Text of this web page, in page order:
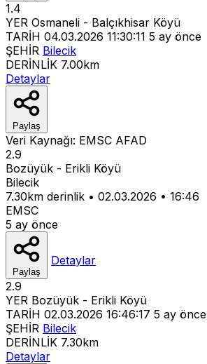
1.4
YER Osmaneli - Balçıkhisar Köyü
TARİH 04.03.2026 11:30:11 5 ay önce
ŞEHİR Bilecik
DERİNLİK 7.00km
Detaylar
Paylaş
Veri Kaynağı: EMSC AFAD
2.9
Bozüyük - Erikli Köyü
Bilecik
7.30km derinlik • 02.03.2026 • 16:46
EMSC
5 ay önce
Paylaş
Detaylar
2.9
YER Bozüyük - Erikli Köyü
TARİH 02.03.2026 16:46:17 5 ay önce
ŞEHİR Bilecik
DERİNLİK 7.30km
Detaylar